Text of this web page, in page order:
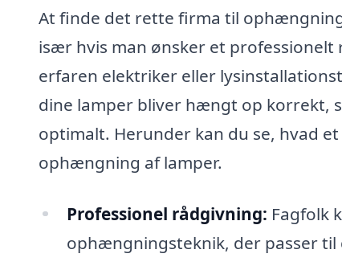
At finde det rette firma til
især hvis man ønsker et
erfaren elektriker eller
dine lamper bliver hængt op korrekt,
optimalt. Herunder kan du se, hvad
ophængning af lamper.
Professionel rådgivning: Fagfolk
ophængningsteknik, der passer til